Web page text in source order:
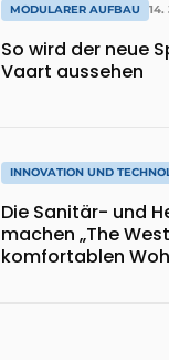
MODULARER AUFBAU 14.
So wird der neue
Vaart aussehen
INNOVATION UND
Die Sanitär- und
machen „The
komfortablen